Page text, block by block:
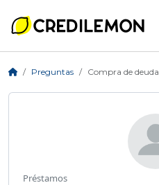
Preguntas Compra de deuda
Préstamos